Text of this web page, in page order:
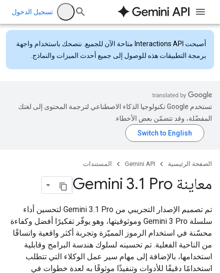
تسجيل الدخول
أصبحت Interactions API متاحة الآن للجميع. ننصحك باستخدام واجهة
برمجة التطبيقات هذه للوصول إلى جميع أحدث الميزات والنماذج.
تستخدم Google تكنولوجيا الذكاء الاصطناعي لترجمة المحتوى إلى لغتك
المفضّلة، وقد تتضمّن بعض الأخطاء.
الصفحة الرئيسية Gemini API المستندات
معاينة Gemini 3 .1 Pro
تم تصميم الإصدار التجريبي من Gemini 3.1 Pro لتحسين أداء
سلسلة Gemini 3 Pro وموثوقيتها، وهو يوفّر تفكيرًا أفضل وكفاءة
محسّنة في استخدام الرموز المميّزة وتجربة أكثر واقعية واتساقًا
من الناحية الفعلية. تم تحسينه لسلوك هندسة البرامج وقابلية
استخدامها، بالإضافة إلى مهام سير عمل الوكلاء التي تتطلب
استخدامًا دقيقًا للأدوات وتنفيذًا موثوقًا به لعدة خطوات في